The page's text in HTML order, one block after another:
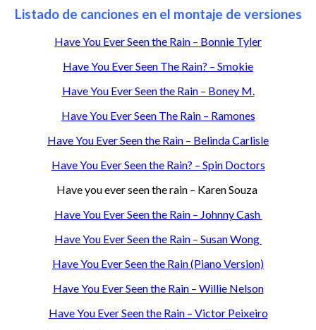
Listado de canciones en el montaje de versiones
Have You Ever Seen the Rain – Bonnie Tyler
Have You Ever Seen The Rain? – Smokie
Have You Ever Seen the Rain – Boney M.
Have You Ever Seen The Rain – Ramones
Have You Ever Seen the Rain – Belinda Carlisle
Have You Ever Seen the Rain? – Spin Doctors
Have you ever seen the rain – Karen Souza
Have You Ever Seen the Rain – Johnny Cash
Have You Ever Seen the Rain – Susan Wong
Have You Ever Seen the Rain (Piano Version)
Have You Ever Seen the Rain – Willie Nelson
Have You Ever Seen the Rain – Victor Peixeiro